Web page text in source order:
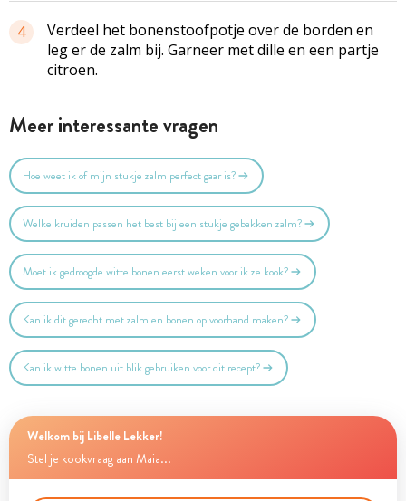
4
Verdeel het bonenstoofpotje over de borden en
leg er de zalm bij. Garneer met dille en een partje
citroen.
Meer interessante vragen
Hoe weet ik of mijn stukje zalm perfect gaar is?
Welke kruiden passen het best bij een stukje gebakken zalm?
Moet ik gedroogde witte bonen eerst weken voor ik ze kook?
Kan ik dit gerecht met zalm en bonen op voorhand maken?
Kan ik witte bonen uit blik gebruiken voor dit recept?
Welkom bij Libelle Lekker!
Stel je kookvraag aan Maia...